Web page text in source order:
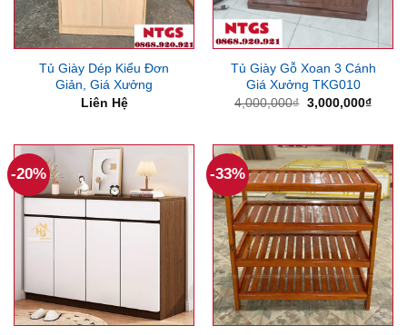
Tủ Giày Dép Kiểu Đơn
Giản, Giá Xưởng
Liên Hệ
Tủ Giày Gỗ Xoan 3 Cánh
Giá Xưởng TKG010
4,000,000₫ Giá
3,000,000₫Giá
-20% -33%